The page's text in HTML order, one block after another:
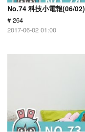
No.74 科技小電報(06/02)
# 264
2017-06-02 01:00